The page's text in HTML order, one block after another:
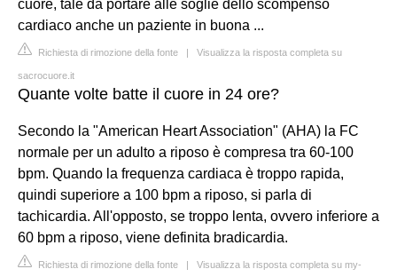
cuore, tale da portare alle soglie dello scompenso
cardiaco anche un paziente in buona ...
Richiesta di rimozione della fonte | Visualizza la risposta completa su
sacrocuore.it
Quante volte batte il cuore in 24 ore?
Secondo la "American Heart Association" (AHA) la FC
normale per un adulto a riposo è compresa tra 60-100
bpm. Quando la frequenza cardiaca è troppo rapida,
quindi superiore a 100 bpm a riposo, si parla di
tachicardia. All'opposto, se troppo lenta, ovvero inferiore a
60 bpm a riposo, viene definita bradicardia.
Richiesta di rimozione della fonte | Visualizza la risposta completa su my-